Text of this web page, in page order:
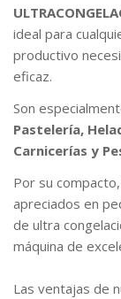
ideal para
productivo
eficaz.
Son
Pastelería,
Carnicerías y
Por su
apreciados en
de ultra
máquina de
Las ventajas de